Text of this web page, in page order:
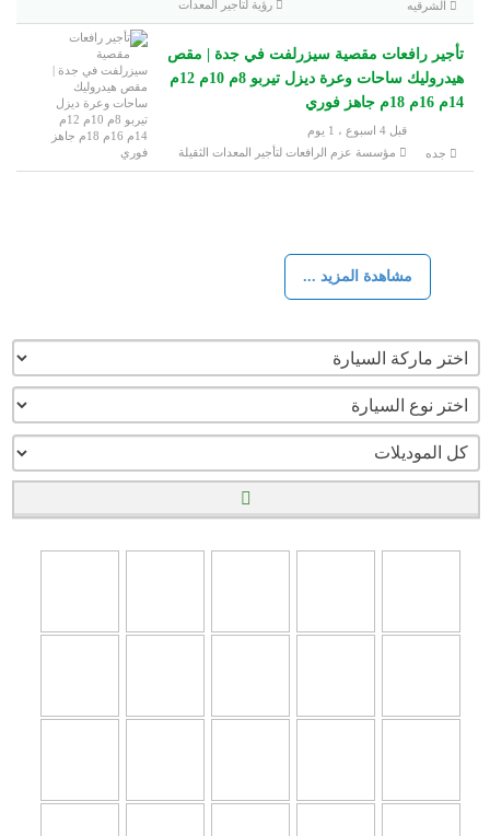
الشرقيه رؤية لتأجير المعدات
تأجير رافعات مقصية سيزرلفت في جدة | مقص
هيدروليك ساحات وعرة ديزل تيربو 8م 10م 12م
14م 16م 18م جاهز فوري
جده
قبل 4 اسبوع ، 1 يوم
مؤسسة عزم الرافعات لتأجير المعدات الثقيلة
مشاهدة المزيد ...